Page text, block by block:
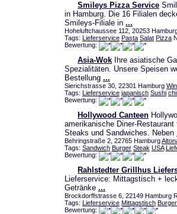
Smileys Pizza Service
in Hamburg. Die 16 Filialen
Smileys-Filiale in ...
Hoheluftchaussee 112, 20253
Tags: Lieferservice Pasta Salat Pizza
Bewertung:
Asia-Wok Ihre asiatische
Spezialitäten. Unsere Speisen
Bestellung ...
Sierichstrasse 30, 22301 Hamburg
Tags: Lieferservice japanisch Sushi
Bewertung:
Hollywood Canteen
amerikanische Diner-
Steaks und Sandwiches. Neben
Behringstraße 2, 22765 Hamburg
Tags: Sandwich Burger Steak USA
Bewertung:
Rahlstedter Grillhus
Lieferservice: Mittagstisch +
Getränke ...
Brockdorffstrasse 6, 22149 Hamburg
Tags: Lieferservice Mittagstisch Burger
Bewertung: